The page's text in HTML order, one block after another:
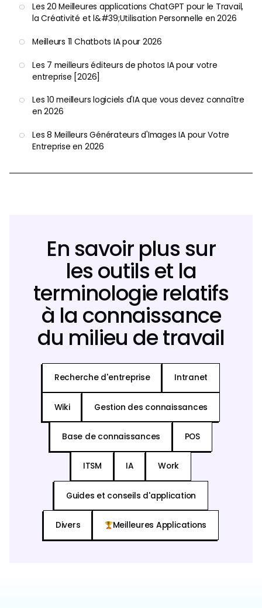
Les 20 Meilleures applications ChatGPT pour le Travail,
la Créativité et l&#39;Utilisation Personnelle en 2026
Meilleurs 11 Chatbots IA pour 2026
Les 7 meilleurs éditeurs de photos IA pour votre
entreprise [2026]
Les 10 meilleurs logiciels d'IA que vous devez connaître
en 2026
Les 8 Meilleurs Générateurs d'Images IA pour Votre
Entreprise en 2026
En savoir plus sur
les outils et la
terminologie relatifs
à la connaissance
du milieu de travail
Recherche d'entreprise Intranet
Wiki Gestion des connaissances
Base de connaissances POS
ITSM IA Work
Guides et conseils d'application
Divers Meilleures Applications